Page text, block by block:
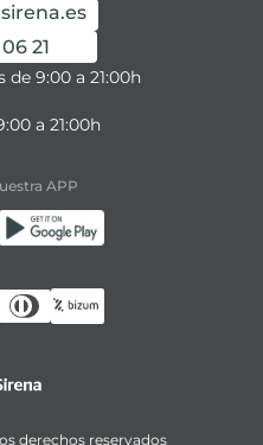
21
de 9:00 a 21:00h
a 21:00h
APP
derechos reservados